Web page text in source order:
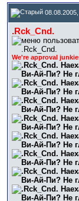
.Rck_Cnd.
We're approval